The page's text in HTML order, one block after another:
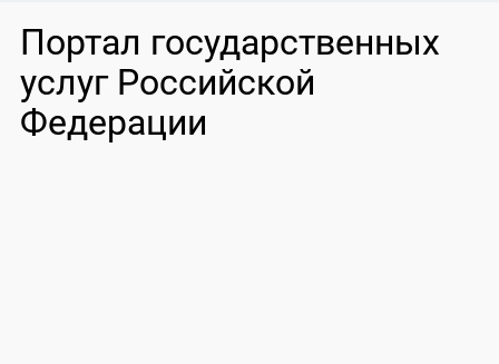
Портал государственных
услуг Российской
Федерации